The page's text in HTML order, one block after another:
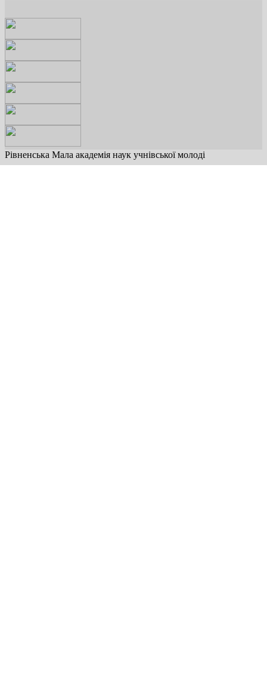
Рівненська Мала академія наук учнівської молоді